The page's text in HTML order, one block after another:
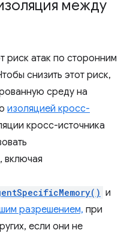
между
риск атак по сторонним
снизить этот риск,
среду на
изоляцией кросс-
кросс-источника
включая
и
разрешением, при
если они не